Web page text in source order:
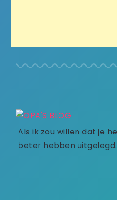
Als ik zou willen dat je
beter hebben uitgelegd.